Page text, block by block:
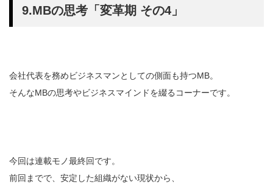
9.MBの思考「変革期 その4」
会社代表を務めビジネスマンとしての側面も持つMB。
そんなMBの思考やビジネスマインドを綴るコーナーです。
今回は連載モノ最終回です。
前回までで、安定した組織がない現状から、